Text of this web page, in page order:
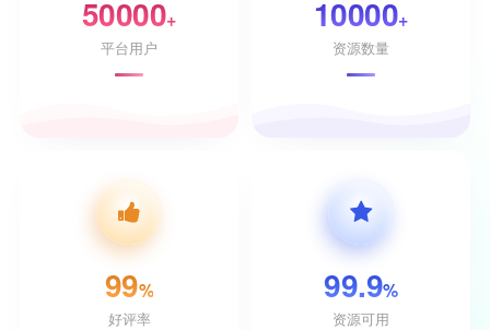
50000+
平台用户
10000+
资源数量
99%
好评率
99.9%
资源可用